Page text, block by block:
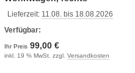
Lieferzeit: 11.08. bis 18.08.2026
Verfügbar:
Ihr Preis 99,00 €
inkl. 19 % MwSt. zzgl. Versandkosten